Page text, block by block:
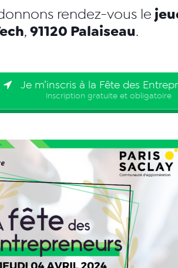
rendez-vous le
, 91120 Palaiseau.
Je m’inscris à la Fête des
Inscription gratuite et obligatoire